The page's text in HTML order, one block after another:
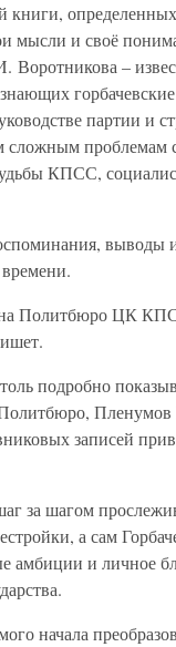
книги,
мысли и своё
–
партии и
проблемам
КПСС,
выводы
Политбюро ЦК
подробно
записей
за шагом
а сам
амбиции и личное
начала